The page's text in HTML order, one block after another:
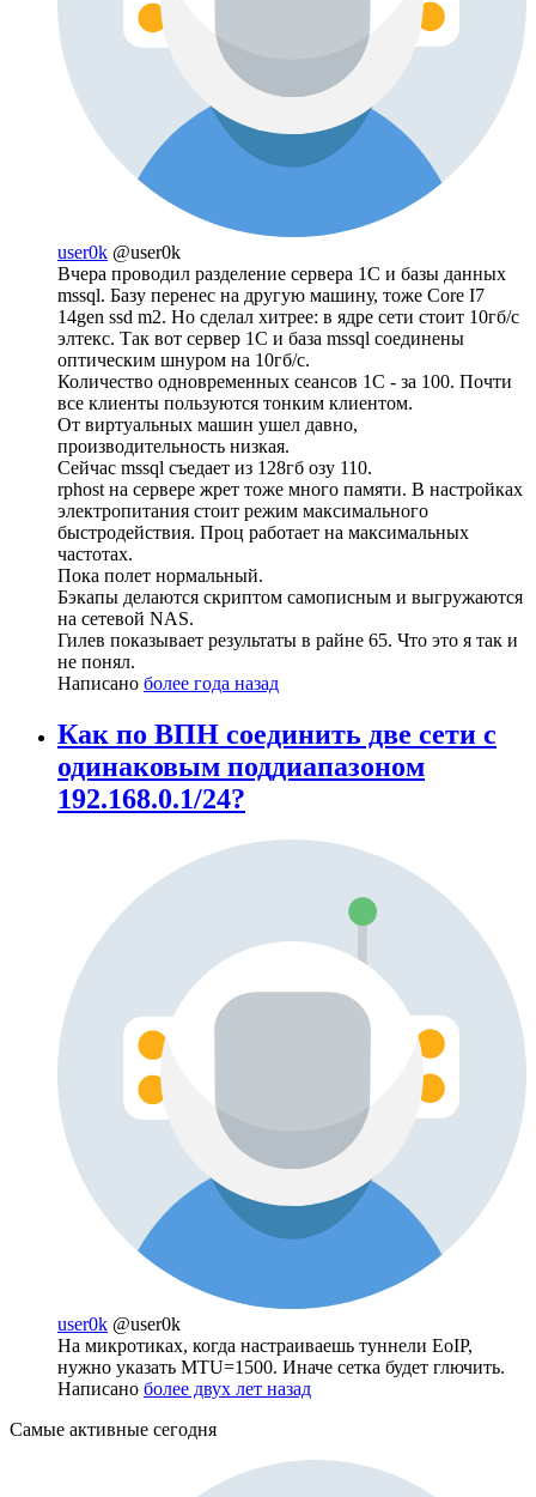
user0k @user0k
Вчера проводил разделение сервера 1С и базы данных
mssql. Базу перенес на другую машину, тоже Core I7
14gen ssd m2. Но сделал хитрее: в ядре сети стоит 10гб/с
элтекс. Так вот сервер 1С и база mssql соединены
оптическим шнуром на 10гб/с.
Количество одновременных сеансов 1С - за 100. Почти
все клиенты пользуются тонким клиентом.
От виртуальных машин ушел давно,
производительность низкая.
Сейчас mssql съедает из 128гб озу 110.
rphost на сервере жрет тоже много памяти. В настройках
электропитания стоит режим максимального
быстродействия. Проц работает на максимальных
частотах.
Пока полет нормальный.
Бэкапы делаются скриптом самописным и выгружаются
на сетевой NAS.
Гилев показывает результаты в райне 65. Что это я так и
не понял.
Написано более года назад
Как по ВПН соединить две сети с
одинаковым поддиапазоном
192.168.0.1/24?
user0k @user0k
На микротиках, когда настраиваешь туннели EoIP,
нужно указать MTU=1500. Иначе сетка будет глючить.
Написано более двух лет назад
Самые активные сегодня